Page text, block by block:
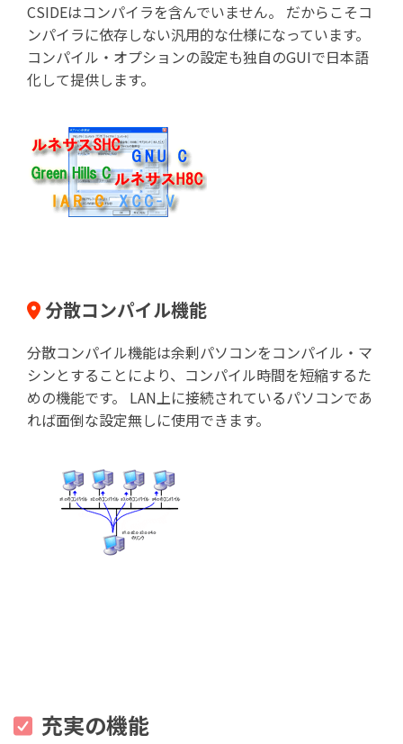
CSIDEはコンパイラを含んでいません。 だからこそコ
ンパイラに依存しない汎用的な仕様になっています。
コンパイル・オプションの設定も独自のGUIで日本語
化して提供します。
分散コンパイル機能
分散コンパイル機能は余剰パソコンをコンパイル・マ
シンとすることにより、コンパイル時間を短縮するた
めの機能です。 LAN上に接続されているパソコンであ
れば面倒な設定無しに使用できます。
充実の機能